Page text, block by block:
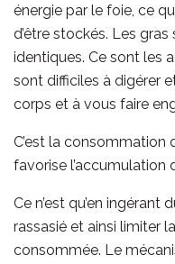
énergie par le foie, ce
d’être stockés. Les
identiques. Ce sont les
sont difficiles à digérer
corps et à vous faire
C’est la consommation
favorise l’accumulation
Ce n’est qu’en ingérant
rassasié et ainsi limiter
consommée. Le